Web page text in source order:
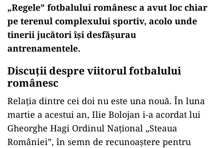
„Regele” fotbalului românesc a avut loc chiar
pe terenul complexului sportiv, acolo unde
tinerii jucători își desfășurau
antrenamentele.
Discuții despre viitorul fotbalului
românesc
Relația dintre cei doi nu este una nouă. În luna
martie a acestui an, Ilie Bolojan i-a acordat lui
Gheorghe Hagi Ordinul Național „Steaua
României”, în semn de recunoaștere pentru